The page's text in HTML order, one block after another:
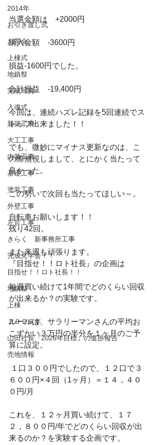
2014年
お引き渡し式
お茶会
上棟式
地鎮祭
完成写真
入魂式
新築工事
大工工事
内装工事
基礎工事
塗装工事
外壁工事
左官工事
きらく 新事務所工事
完成見学会！！
目指せ！！ロト社長！！
地鎮祭
上棟
２０２６年
山田社長『2026年目標』の進捗報告
売地情報
当選金額は　+2000円
購入金額　-3600円
損益-1600円でした。
合計損益　-19,400円
今回は、連続ハズレ記録を5回連続でス
トップ出来ました！！
でも、微妙にマイナス更新なのは、こ
の際無視しまして、とにかく当たって
良かった。
この勢いで次回も当たってほしい～。
自転車お願いします！！
残り42回。
また来週も頑張ります。
『目指せ！！ロト社長』の企画は
毎週買い続けて1年間でどのくらい回収
が出来るか？の実験です。
ルールは、サラリーマンさんの平均お
こずかい３万円の半分を１ヶ月のご予
算に設定。
６００円×４回（1ヶ月）＝１４，４０
０円/月
これを、１２ヶ月買い続けて、１７
２，８００円/年でどのくらい回収が出
来るのか？を実験する企画です。